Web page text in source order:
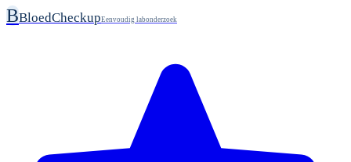
BBloedCheckupEenvoudig labonderzoek